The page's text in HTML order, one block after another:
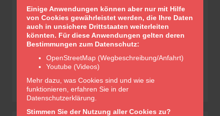
Einige Anwendungen können aber nur mit Hilfe
von Cookies gewährleistet werden, die Ihre Daten
auch in unsichere Drittstaaten weiterleiten
könnten. Für diese Anwendungen gelten deren
Bestimmungen zum Datenschutz:
OpenStreetMap (Wegbeschreibung/Anfahrt)
Youtube (Videos)
Mehr dazu, was Cookies sind und wie sie
funktionieren, erfahren Sie in der
Datenschutzerklärung.
Stimmen Sie der Nutzung aller Cookies zu?